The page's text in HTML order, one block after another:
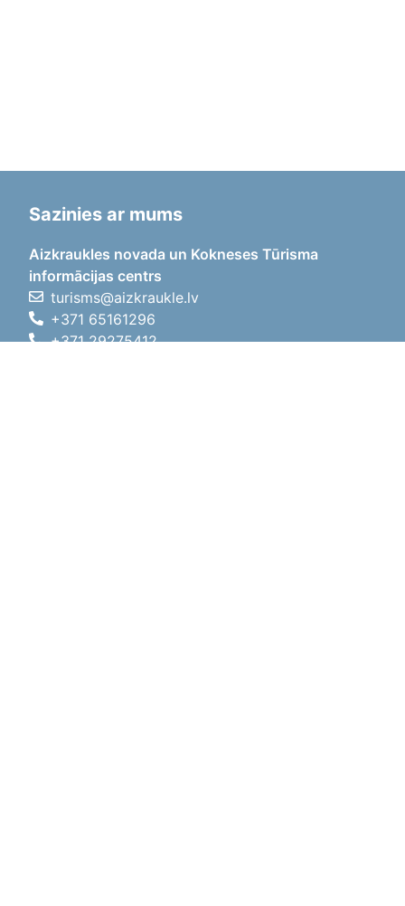
Sazinies ar mums
Aizkraukles novada un Kokneses Tūrisma
informācijas centrs
turisms@aizkraukle.lv
+371 65161296
+371 29275412